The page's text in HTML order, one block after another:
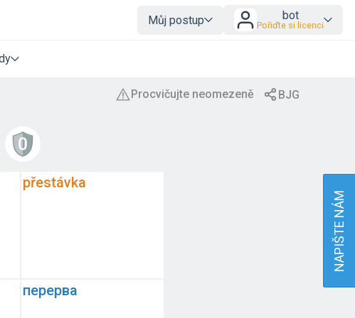
Můj postup bot
Pořiďte si licenci
přestávka
перерва
NAPIŠTE NÁM